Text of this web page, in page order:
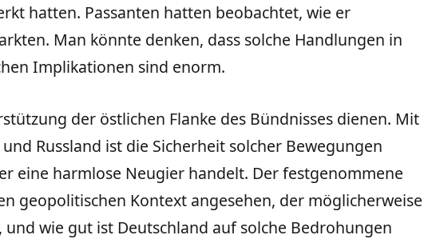
hatten. Passanten hatten beobachtet, wie er
Man könnte denken, dass solche Handlungen in
Implikationen sind enorm.
der östlichen Flanke des Bündnisses dienen. Mit
Russland ist die Sicherheit solcher Bewegungen
eine harmlose Neugier handelt. Der festgenommene
geopolitischen Kontext angesehen, der möglicherweise
wie gut ist Deutschland auf solche Bedrohungen